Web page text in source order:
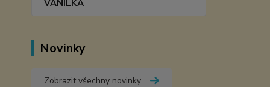
VANILKA
Novinky
Zobrazit všechny novinky